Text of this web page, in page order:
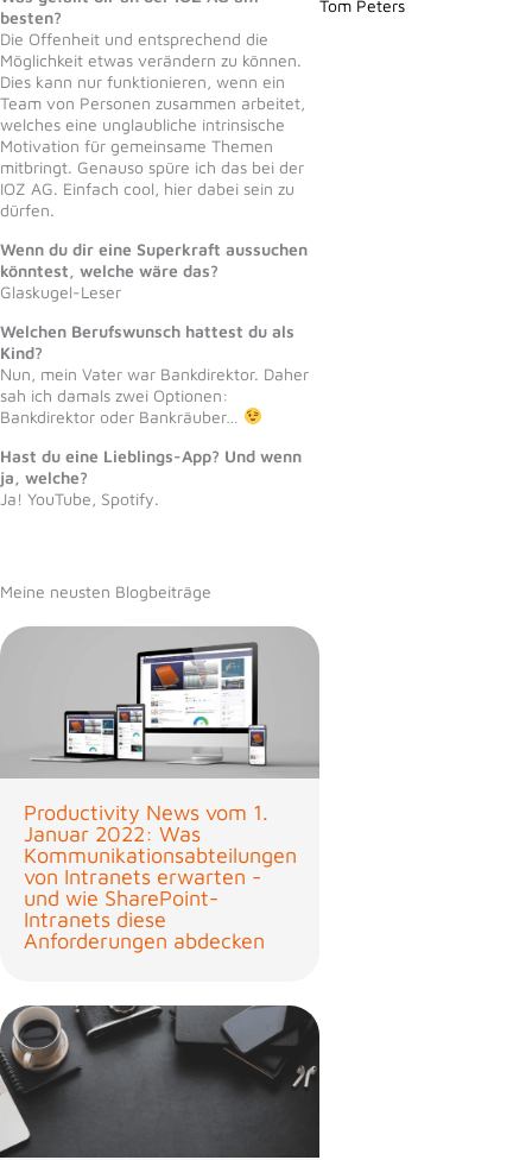
besten?
Die Offenheit und entsprechend die
Möglichkeit etwas verändern zu können.
Dies kann nur funktionieren, wenn ein
Team von Personen zusammen arbeitet,
welches eine unglaubliche intrinsische
Motivation für gemeinsame Themen
mitbringt. Genauso spüre ich das bei der
IOZ AG. Einfach cool, hier dabei sein zu
dürfen.
Wenn du dir eine Superkraft aussuchen
könntest, welche wäre das?
Glaskugel-Leser
Welchen Berufswunsch hattest du als
Kind?
Nun, mein Vater war Bankdirektor. Daher
sah ich damals zwei Optionen:
Bankdirektor oder Bankräuber…
Hast du eine Lieblings-App? Und wenn
ja, welche?
Ja! YouTube, Spotify.
Meine neusten Blogbeiträge
Productivity News vom 1.
Januar 2022: Was
Kommunikationsabteilungen
von Intranets erwarten -
und wie SharePoint-
Intranets diese
Anforderungen abdecken
Tom Peters